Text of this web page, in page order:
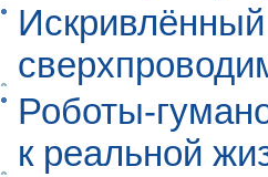
Роботы-
к реальной